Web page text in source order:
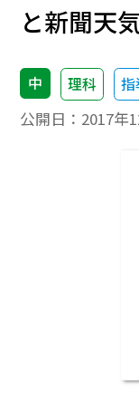
と新聞天
中 理科 指
公開日： 2017年